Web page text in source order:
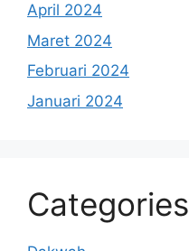
April 2024
Maret 2024
Februari 2024
Januari 2024
Categories